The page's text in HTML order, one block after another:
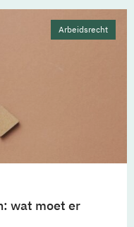
Arbeidsrecht
wat moet er